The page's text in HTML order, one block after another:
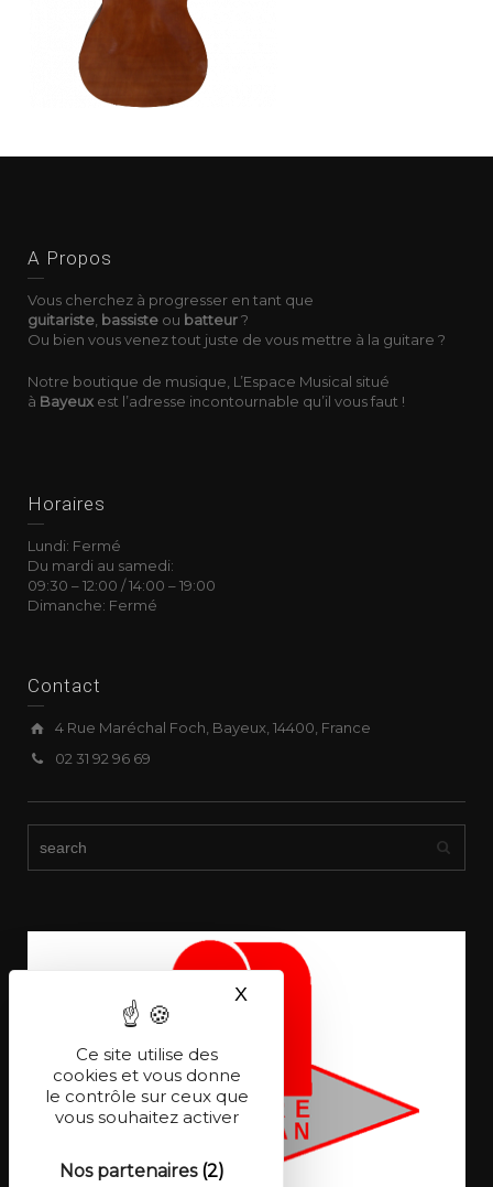
Ce site utilise des
cookies et vous donne
le contrôle sur ceux que
vous souhaitez activer
Nos partenaires (2)
X
A Propos
Vous cherchez à progresser en tant que
guitariste, bassiste ou batteur?
Ou bien vous venez tout juste de vous mettre à la guitare ?
Notre boutique de musique, L’Espace Musical situé
à Bayeux est l’adresse incontournable qu’il vous faut !
Horaires
Lundi: Fermé
Du mardi au samedi:
09:30 –12:00 /14:00 –19:00
Dimanche: Fermé
Contact
4 Rue Maréchal Foch, Bayeux, 14400, France
02 31 92 96 69